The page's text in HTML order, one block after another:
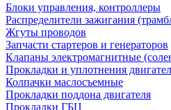
Блоки управления, контроллеры
Распределители зажигания
Жгуты проводов
Запчасти стартеров и генераторов
Клапаны электромагнитные
Прокладки и уплотнения
Колпачки маслосъемные
Прокладки поддона двигателя
Прокладки ГБЦ